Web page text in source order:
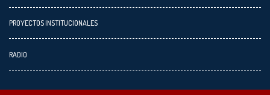
PROYECTOS INSTITUCIONALES
RADIO